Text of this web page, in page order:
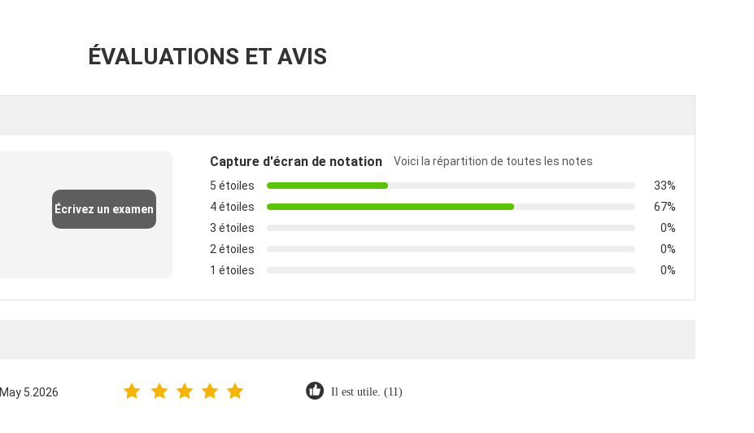
ÉVALUATIONS ET AVIS
Écrivez un examen
Capture d'écran de notation
Voici la répartition de toutes les notes
5 étoiles
33%
4 étoiles
67%
3 étoiles
0%
2 étoiles
0%
1 étoiles
0%
May 5.2026 Il est utile. (11)